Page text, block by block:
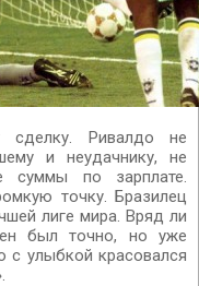
сделку. Ривалдо не
и неудачнику, не
суммы по зарплате.
точку. Бразилец
лиге мира. Вряд ли
был точно, но уже
с улыбкой красовался